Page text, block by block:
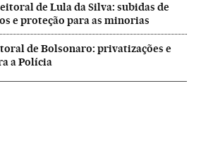
de Lula da Silva: subidas de
e proteção para as minorias
de Bolsonaro: privatizações e
a Polícia